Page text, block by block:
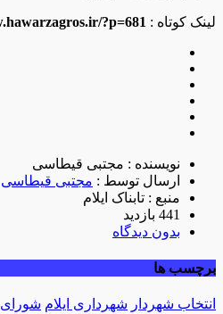
لینک کوتاه : ?p=681
نویسنده : مجتبی قیطاسی
ارسال توسط : مجتبی قیطاسی
منبع : تابناک ایلام
441 بازدید
بدون دیدگاه
برچسب ها
انتخاب شهردار شهرداری ایلام شورای